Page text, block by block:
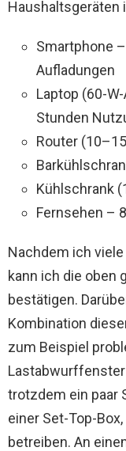
Haushaltsgeräten
Smartphone
Aufladungen
Laptop (60-
Stunden
Router
Kühlschrank
Fernsehen –
Nachdem ich
kann ich die oben
bestätigen.
Kombination
zum Beispiel
trotzdem ein paar
einer Set-Top-
betreiben. An